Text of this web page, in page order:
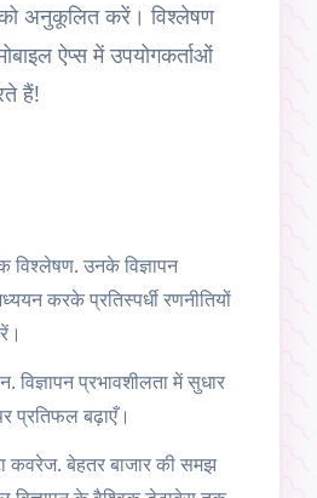
को अनुकूलित करें। विश्लेषण
ऐप्स में उपयोगकर्ताओं
हैं!
विश्लेषण. उनके विज्ञापन
करके प्रतिस्पर्धी रणनीतियों
प्रभावशीलता में सुधार
प्रतिफल बढ़ाएँ।
कवरेज. बेहतर बाजार की समझ